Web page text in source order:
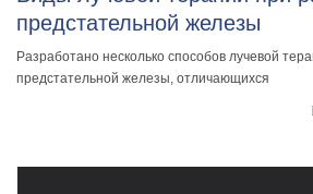
предстательной железы
Разработано несколько способов лучевой
предстательной железы, отличающихся